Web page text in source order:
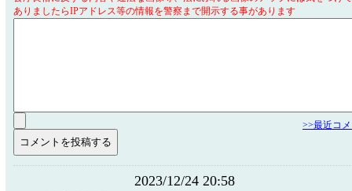
ありましたらIPアドレス等の情報を警察まで開示する事があります
>>最近コ
2023/12/24 20:58